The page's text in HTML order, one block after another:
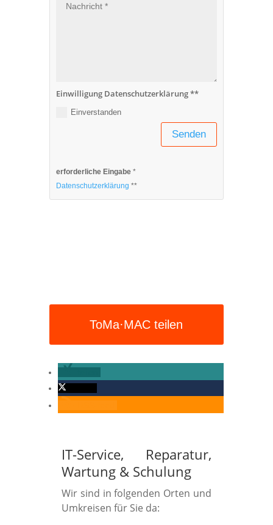
Einwilligung Datenschutzerklärung **
Einverstanden
Senden
erforderliche Eingabe*
Datenschutzerklärung **
ToMa·MAC teilen
IT-Service, Reparatur,
Wartung &Schulung
Wir sind in folgenden Orten und
Umkreisen für Sie da: